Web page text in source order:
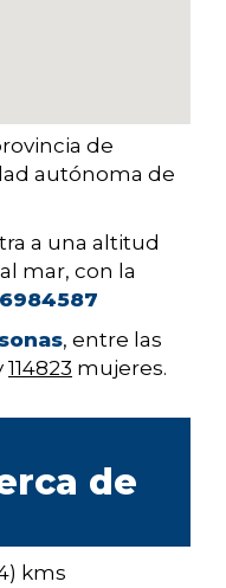
de
autónoma de
a una altitud
mar, con la
, entre las
114823 mujeres.
de
kms